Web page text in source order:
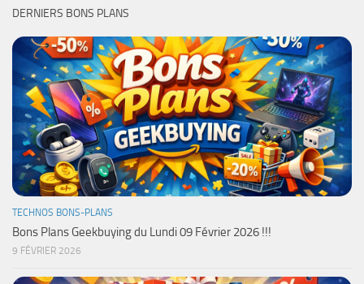
DERNIERS BONS PLANS
TECHNOS BONS-PLANS
Bons Plans Geekbuying du Lundi 09 Février 2026 !!!
9 FÉVRIER 2026